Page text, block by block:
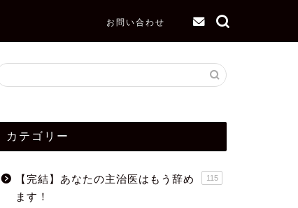
お問い合わせ
カテゴリー
【完結】あなたの主治医はもう辞め
ます！
115